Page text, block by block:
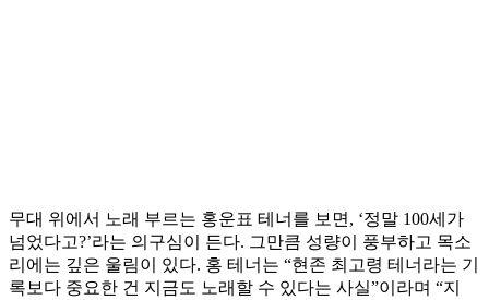
무대 위에서 노래 부르는 홍운표 테너를 보면, ‘정말 100세가
넘었다고?’라는 의구심이 든다. 그만큼 성량이 풍부하고 목소
리에는 깊은 울림이 있다. 홍 테너는 “현존 최고령 테너라는 기
록보다 중요한 건 지금도 노래할 수 있다는 사실”이라며 “지